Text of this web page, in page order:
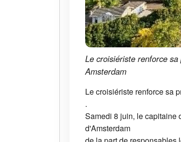
Le croisiériste renforce sa
Amsterdam
Le croisiériste renforce sa
.
Samedi 8 juin, le capitaine
d'Amsterdam